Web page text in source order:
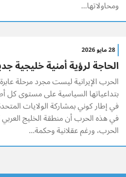
ومحاولاتها...
28 مايو 2026
الحاجة لرؤية أمنية خليجية
الحرب الإيرانية ليست مجرد مرحلة
بتداعياتها السياسية على مستوى كل
في إطار كوني بمشاركة الولايات
في هذه الحرب أن منطقة الخليج
الحرب، ورغم عقلانية وحكمة...